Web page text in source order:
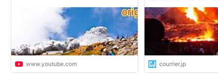
www.youtube.com courrier.jp